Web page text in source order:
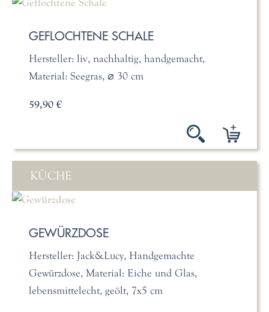
GEFLOCHTENE SCHALE
Hersteller: liv, nachhaltig, handgemacht,
Material: Seegras, ⌀ 30 cm
59,90 €
KÜCHE
GEWÜRZDOSE
Hersteller: Jack&Lucy, Handgemachte
Gewürzdose, Material: Eiche und Glas,
lebensmittelecht, geölt, 7x5 cm